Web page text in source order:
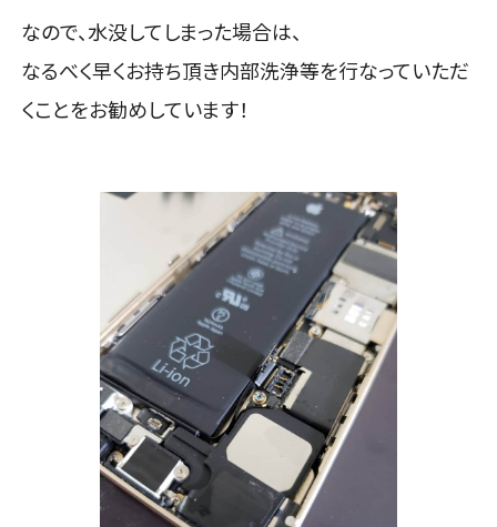
なので、水没してしまった場合は、
なるべく早くお持ち頂き内部洗浄等を行なっていただ
くことをお勧めしています！